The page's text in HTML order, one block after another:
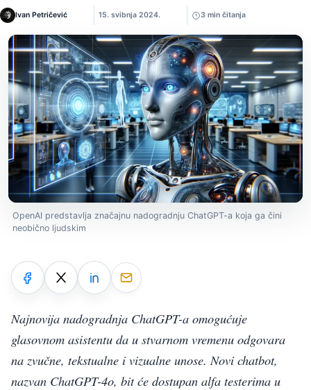
Ivan Petričević 15. svibnja 2024. 3 min čitanja
OpenAI predstavlja značajnu nadogradnju ChatGPT-a koja ga čini
neobično ljudskim
Najnovija nadogradnja ChatGPT-a omogućuje
glasovnom asistentu da u stvarnom vremenu odgovara
na zvučne, tekstualne i vizualne unose. Novi chatbot,
nazvan ChatGPT-4o, bit će dostupan alfa testerima u